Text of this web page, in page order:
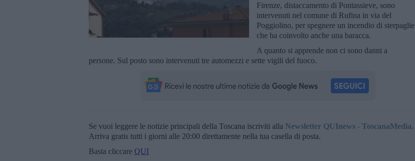
Firenze, distaccamento di Pontassieve, sono
intervenuti nel comune di Rufina in via del
Poggiolino, per spegnere un incendio di sterpaglie
che ha coinvolto anche una baracca.
A quanto si apprende non ci sono danni a
persone. Sul posto sono intervenuti tre automezzi e sette vigili del fuoco.
Se vuoi leggere le notizie principali della Toscana iscriviti alla Newsletter QUInews - ToscanaMedia.
Arriva gratis tutti i giorni alle 20:00 direttamente nella tua casella di posta.
Basta cliccare QUI